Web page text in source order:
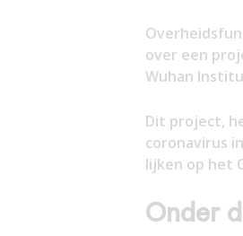
over een
Wuhan
Dit project,
coronavirus
lijken op het
Onder